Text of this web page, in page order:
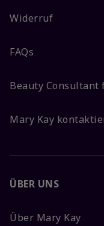
Widerruf
FAQs
Beauty Consultant
Mary Kay
ÜBER UNS
Über Mary Kay